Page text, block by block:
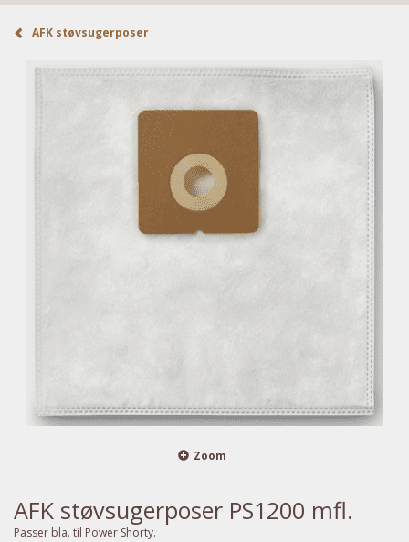
AFK støvsugerposer
Zoom
AFK støvsugerposer PS1200 mfl.
Passer bla. til Power Shorty.